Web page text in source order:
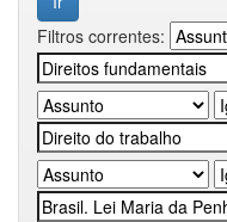
Filtros correntes: